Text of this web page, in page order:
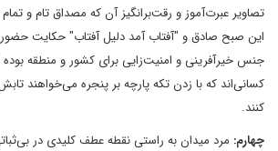
تصاویر عبرت‌آموز و رقت‌برانگیز آن که مصداق تام و تمام
این صبح صادق و "آفتاب آمد دلیل آفتاب" حکایت
جنس خیرآفرینی و امنیت‌زایی برای کشور و منطقه
کسانی‌اند که با زدن تکه پارچه بر پنجره می‌خواهند
کنند.
چهارم: مرد میدان به راستی نقطه عطف کلیدی در